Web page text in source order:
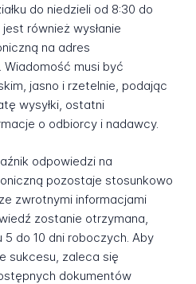
do niedzieli od 8:30 do
również wysłanie
na adres
Wiadomość musi być
jasno i rzetelnie, podając
wysyłki, ostatni
o odbiorcy i nadawcy.
odpowiedzi na
pozostaje stosunkowo
zwrotnymi informacjami
zostanie otrzymana,
do 10 dni roboczych. Aby
sukcesu, zaleca się
dokumentów